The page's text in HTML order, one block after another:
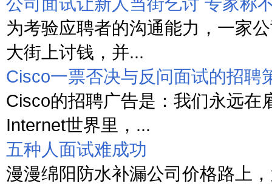
为考验应聘者的沟通能力，一家
大街上讨钱，并...
Cisco一票否决与反问面试的招聘
Cisco的招聘广告是：我们永远在
Internet世界里，...
五种人面试难成功
漫漫绵阳防水补漏公司价格路上